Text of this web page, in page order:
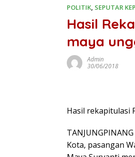
POLITIK, SEPUTAR
Hasil
maya
Admin
30/06/2018
Hasil rekapitulasi
Kota, pasangan